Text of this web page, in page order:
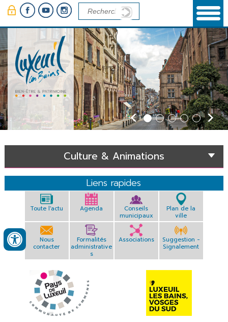
Culture & Animations
Liens rapides
Toute l'actu Agenda
Conseils
municipaux
Plan de la
ville
Nous
contacter
Formalités
administrative
s
Associations
Suggestion -
Signalement
Panneau de gestion des cookies